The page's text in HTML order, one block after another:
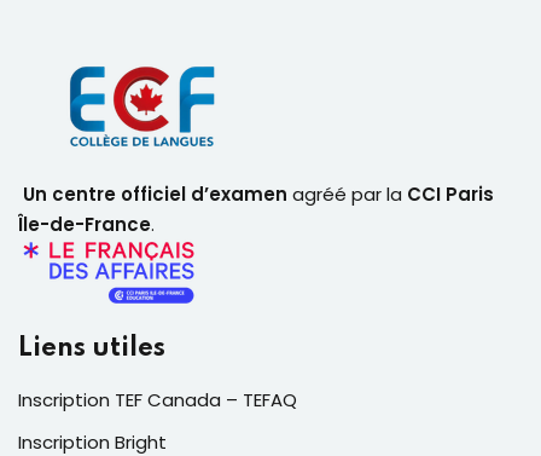
Un centre officiel d’examen agréé par la CCI Paris
Île-de-France.
Liens utiles
Inscription TEF Canada – TEFAQ
Inscription Bright